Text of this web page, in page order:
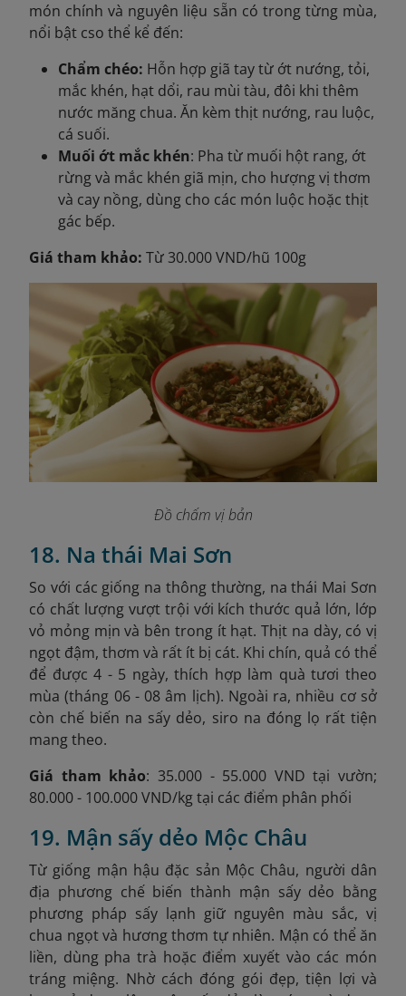
món chính và nguyên liệu sẵn có trong từng mùa,
nổi bật cso thể kể đến:
Chẩm chéo: Hỗn hợp giã tay từ ớt nướng, tỏi,
mắc khén, hạt dổi, rau mùi tàu, đôi khi thêm
nước măng chua. Ăn kèm thịt nướng, rau luộc,
cá suối.
Muối ớt mắc khén: Pha từ muối hột rang, ớt
rừng và mắc khén giã mịn, cho hượng vị thơm
và cay nồng, dùng cho các món luộc hoặc thịt
gác bếp.
Giá tham khảo: Từ 30.000 VND/hũ 100g
Đồ chấm vị bản
18. Na thái Mai Sơn
So với các giống na thông thường, na thái Mai Sơn
có chất lượng vượt trội với kích thước quả lớn, lớp
vỏ mỏng mịn và bên trong ít hạt. Thịt na dày, có vị
ngọt đậm, thơm và rất ít bị cát. Khi chín, quả có thể
để được 4 - 5 ngày, thích hợp làm quà tươi theo
mùa (tháng 06 - 08 âm lịch). Ngoài ra, nhiều cơ sở
còn chế biến na sấy dẻo, siro na đóng lọ rất tiện
mang theo.
Giá tham khảo: 35.000 - 55.000 VND tại vườn;
80.000 - 100.000 VND/kg tại các điểm phân phối
19. Mận sấy dẻo Mộc Châu
Từ giống mận hậu đặc sản Mộc Châu, người dân
địa phương chế biến thành mận sấy dẻo bằng
phương pháp sấy lạnh giữ nguyên màu sắc, vị
chua ngọt và hương thơm tự nhiên. Mận có thể ăn
liền, dùng pha trà hoặc điểm xuyết vào các món
tráng miệng. Nhờ cách đóng gói đẹp, tiện lợi và